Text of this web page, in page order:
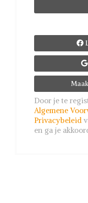


Door je te
Algemene
Privacybeleid
en ga je